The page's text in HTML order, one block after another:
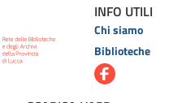
INFO UTILI
Chi siamo
Biblioteche